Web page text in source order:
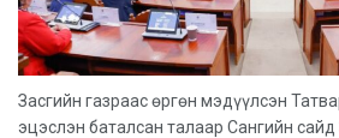
Засгийн газраас өргөн мэдүүлсэн
эцэслэн баталсан талаар Сангийн